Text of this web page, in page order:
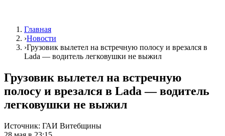
Главная
›Новости
›Грузовик вылетел на встречную полосу и врезался в
Lada — водитель легковушки не выжил
Грузовик вылетел на встречную
полосу и врезался в Lada — водитель
легковушки не выжил
Источник: ГАИ Витебщины